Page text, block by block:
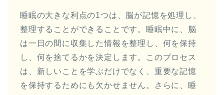
睡眠の大きな利点の1つは、脳が記憶を処理し、
整理することができることです。睡眠中に、脳
は一日の間に収集した情報を整理し、何を保持
し、何を捨てるかを決定します。このプロセス
は、新しいことを学ぶだけでなく、重要な記憶
を保持するためにも欠かせません。さらに、睡